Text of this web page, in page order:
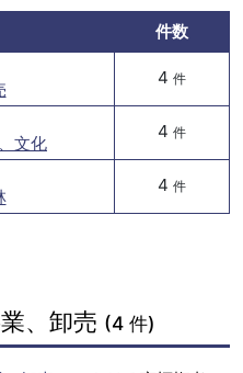
件数
4 件
文化
4 件
4 件
、卸売 (4 件)